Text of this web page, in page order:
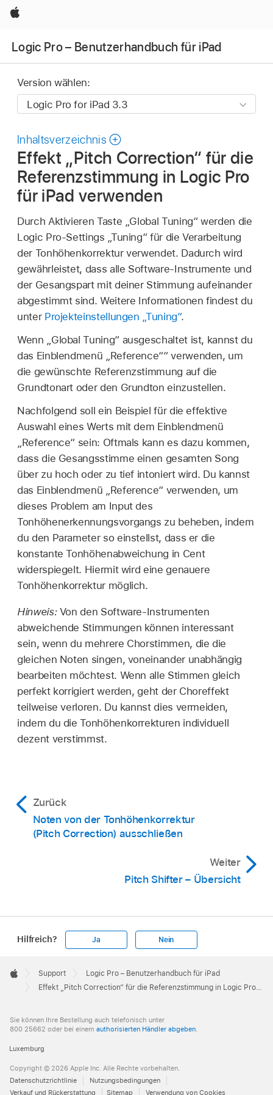
Apple
Logic Pro – Benutzerhandbuch für iPad
Version wählen:
Inhaltsverzeichnis
Effekt „Pitch Correction“ für die
Referenzstimmung in Logic Pro
für iPad verwenden
Durch Aktivieren Taste „Global Tuning“ werden die
Logic Pro-Settings „Tuning“ für die Verarbeitung
der Tonhöhenkorrektur verwendet. Dadurch wird
gewährleistet, dass alle Software-Instrumente und
der Gesangspart mit deiner Stimmung aufeinander
abgestimmt sind. Weitere Informationen findest du
unter Projekteinstellungen „Tuning“.
Wenn „Global Tuning“ ausgeschaltet ist, kannst du
das Einblendmenü „Reference““ verwenden, um
die gewünschte Referenzstimmung auf die
Grundtonart oder den Grundton einzustellen.
Nachfolgend soll ein Beispiel für die effektive
Auswahl eines Werts mit dem Einblendmenü
„Reference“ sein: Oftmals kann es dazu kommen,
dass die Gesangsstimme einen gesamten Song
über zu hoch oder zu tief intoniert wird. Du kannst
das Einblendmenü „Reference“ verwenden, um
dieses Problem am Input des
Tonhöhenerkennungsvorgangs zu beheben, indem
du den Parameter so einstellst, dass er die
konstante Tonhöhenabweichung in Cent
widerspiegelt. Hiermit wird eine genauere
Tonhöhenkorrektur möglich.
Hinweis: Von den Software-Instrumenten
abweichende Stimmungen können interessant
sein, wenn du mehrere Chorstimmen, die die
gleichen Noten singen, voneinander unabhängig
bearbeiten möchtest. Wenn alle Stimmen gleich
perfekt korrigiert werden, geht der Choreffekt
teilweise verloren. Du kannst dies vermeiden,
indem du die Tonhöhenkorrekturen individuell
dezent verstimmst.
Zurück
Noten von der Tonhöhenkorrektur
(Pitch Correction) ausschließen
Weiter
Pitch Shifter – Übersicht
Hilfreich? Ja Nein
Footer

Apple
Support
Logic Pro – Benutzerhandbuch für iPad
Effekt „Pitch Correction“ für die Referenzstimmung in Logic Pro für iPad verwenden
Sie können Ihre Bestellung auch telefonisch unter
800 25662 oder bei einem authorisierten Händler abgeben.
Luxemburg
Copyright © 2026 Apple Inc. Alle Rechte vorbehalten.
Datenschutzrichtlinie
Nutzungsbedingungen
Verkauf und Rückerstattung
Sitemap Verwendung von Cookies